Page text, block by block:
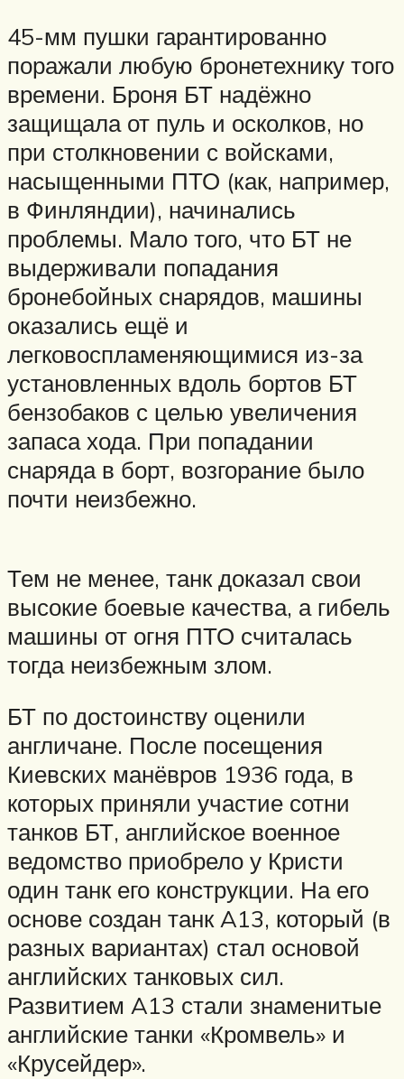
45-мм пушки гарантированно
поражали любую бронетехнику того
времени. Броня БТ надёжно
защищала от пуль и осколков, но
при столкновении с войсками,
насыщенными ПТО (как, например,
в Финляндии), начинались
проблемы. Мало того, что БТ не
выдерживали попадания
бронебойных снарядов, машины
оказались ещё и
легковоспламеняющимися из-за
установленных вдоль бортов БТ
бензобаков с целью увеличения
запаса хода. При попадании
снаряда в борт, возгорание было
почти неизбежно.
Тем не менее, танк доказал свои
высокие боевые качества, а гибель
машины от огня ПТО считалась
тогда неизбежным злом.
БТ по достоинству оценили
англичане. После посещения
Киевских манёвров 1936 года, в
которых приняли участие сотни
танков БТ, английское военное
ведомство приобрело у Кристи
один танк его конструкции. На его
основе создан танк A13, который (в
разных вариантах) стал основой
английских танковых сил.
Развитием A13 стали знаменитые
английские танки «Кромвель» и
«Крусейдер».